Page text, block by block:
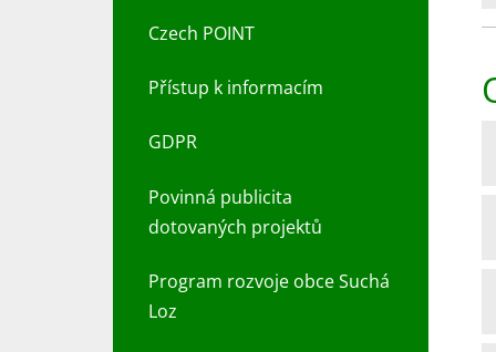
Czech POINT
Přístup k informacím
GDPR
Povinná publicita
dotovaných projektů
Program rozvoje obce Suchá
Loz